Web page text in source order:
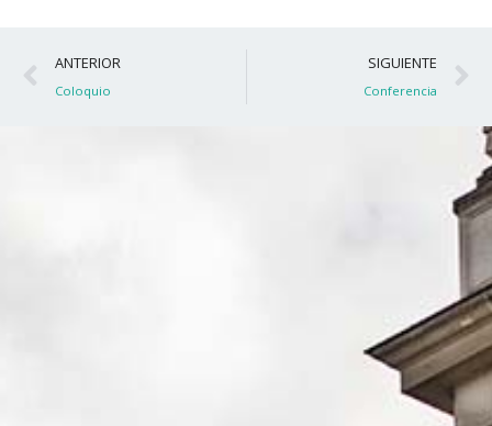
Ant
ANTERIOR
Coloquio
SIGUIENTE
Conferencia